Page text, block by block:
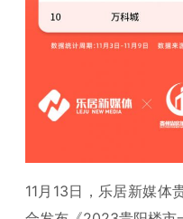
11月13日，乐居新媒体